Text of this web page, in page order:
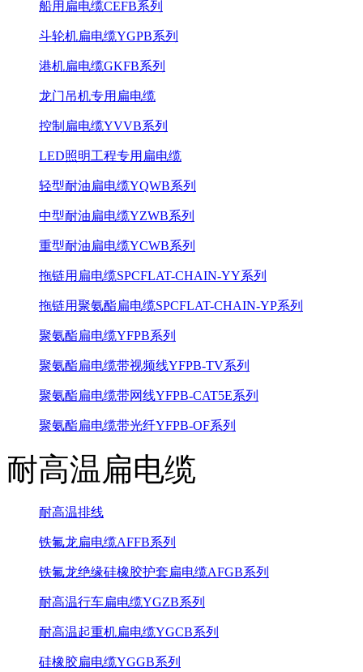
船用扁电缆CEFB系列
斗轮机扁电缆YGPB系列
港机扁电缆GKFB系列
龙门吊机专用扁电缆
控制扁电缆YVVB系列
LED照明工程专用扁电缆
轻型耐油扁电缆YQWB系列
中型耐油扁电缆YZWB系列
重型耐油扁电缆YCWB系列
拖链用扁电缆SPCFLAT-CHAIN-YY系列
拖链用聚氨酯扁电缆SPCFLAT-CHAIN-YP系列
聚氨酯扁电缆YFPB系列
聚氨酯扁电缆带视频线YFPB-TV系列
聚氨酯扁电缆带网线YFPB-CAT5E系列
聚氨酯扁电缆带光纤YFPB-OF系列
耐高温扁电缆
耐高温排线
铁氟龙扁电缆AFFB系列
铁氟龙绝缘硅橡胶护套扁电缆AFGB系列
耐高温行车扁电缆YGZB系列
耐高温起重机扁电缆YGCB系列
硅橡胶扁电缆YGGB系列